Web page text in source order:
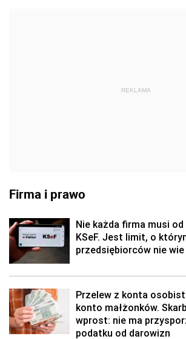
REKLAMA
Firma i prawo
Nie każda firma musi
KSeF. Jest limit, o
przedsiębiorców nie wie
Przelew z konta
konto małżonków.
wprost: nie ma
podatku od darowizn